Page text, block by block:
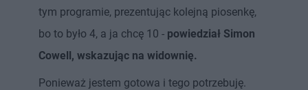
tym programie, prezentując kolejną piosenkę,
bo to było 4, a ja chcę 10 - powiedział Simon
Cowell, wskazując na widownię.
Ponieważ jestem gotowa i tego potrzebuję.